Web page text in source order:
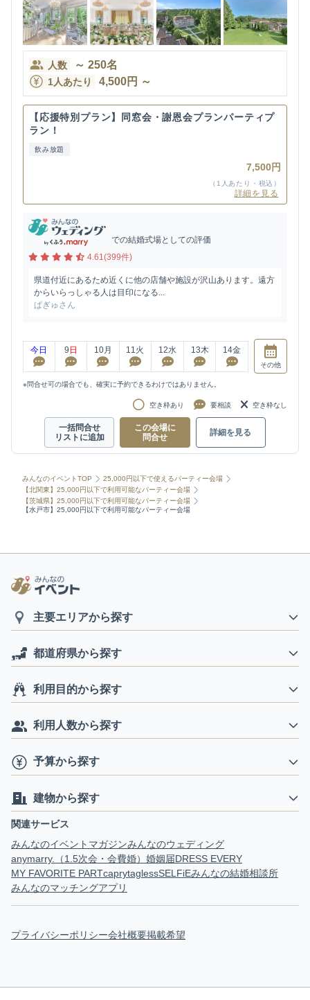
人数 ～ 250名
1人あたり 4,500円 ～
【応援特別プラン】同窓会・謝恩会プランパーティプ
ラン！
飲み放題
7,500円
（1人あたり・税込）
詳細を見る
での結婚式場としての評価
4.61(399件)
県道付近にあるため近くに他の店舗や施設が沢山あります。遠方
からいらっしゃる人は目印になる...
ぱぎゅさん
今日 9 日 10月 11 火 12水 13木 14金
その他
※問合せ可の場合でも、確実に予約できるわけではありません。
空き枠あり 要相談 空き枠なし
一括問合せ
リストに追加
この会場に
問合せ
詳細を見る
みんなのイベントTOP
25,000円以下で使えるパーティー会場
【北関東】25,000円以下で利用可能なパーティー会場
【茨城県】25,000円以下で利用可能なパーティー会場
【水戸市】25,000円以下で利用可能なパーティー会場
主要エリアから探す
都道府県から探す
利用目的から探す
利用人数から探す
予算から探す
建物から探す
関連サービス
みんなのイベントマガジンみんなのウェディング
anymarry.（1.5次会・会費婚） 婚姻届DRESS EVERY
MY FAVORITE PARTcaprytaglessSELFiEみんなの結婚相談所
みんなのマッチングアプリ
プライバシーポリシー会社概要掲載希望